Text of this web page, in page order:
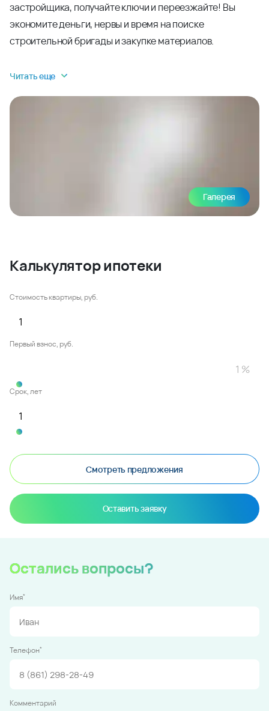
застройщика, получайте ключи и переезжайте! Вы
экономите деньги, нервы и время на поиске
строительной бригады и закупке материалов.
Читать еще
Галерея
Калькулятор ипотеки
Стоимость квартиры, руб.
Первый взнос, руб.
Срок, лет
Смотреть предложения
Оставить заявку
Остались вопросы?
Имя*
Телефон*
Комментарий